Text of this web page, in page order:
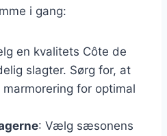
i gang:
en kvalitets Côte de
slagter. Sørg for, at
for optimal
: Vælg sæsonens